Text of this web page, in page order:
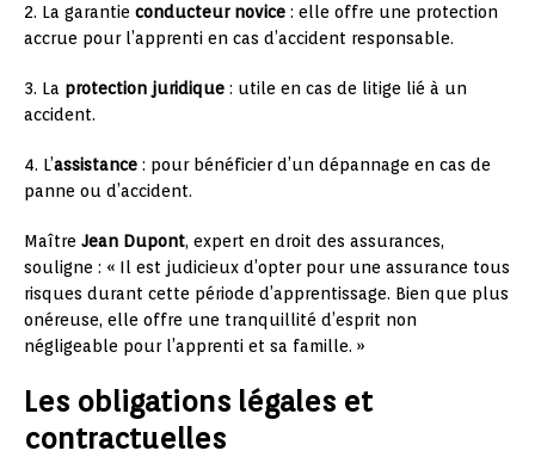
2. La garantie conducteur novice : elle offre une protection
accrue pour l’apprenti en cas d’accident responsable.
3. La protection juridique : utile en cas de litige lié à un
accident.
4. L’assistance : pour bénéficier d’un dépannage en cas de
panne ou d’accident.
Maître Jean Dupont, expert en droit des assurances,
souligne : « Il est judicieux d’opter pour une assurance tous
risques durant cette période d’apprentissage. Bien que plus
onéreuse, elle offre une tranquillité d’esprit non
négligeable pour l’apprenti et sa famille. »
Les obligations légales et
contractuelles